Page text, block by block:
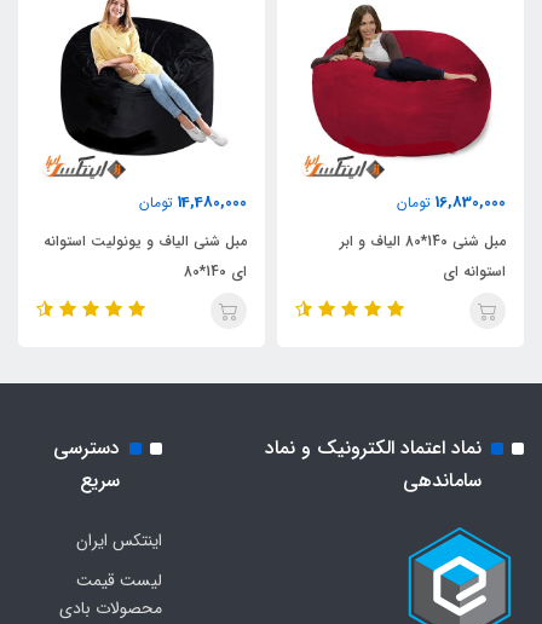
16,830,000 تومان
مبل شنی 140*80 الیاف و ابر
استوانه ای
14,480,000 تومان
مبل شنی الیاف و یونولیت استوانه
ای 140*80
نماد اعتماد الکترونیک و نماد
ساماندهی
دسترسی
سریع
اینتکس ایران
لیست قیمت
محصولات بادی